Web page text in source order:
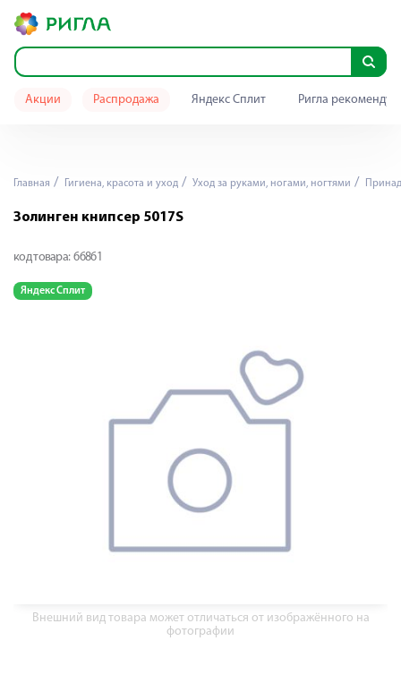
Акции Распродажа Яндекс Сплит Ригла
Главная Гигиена, красота и уход Уход за руками, ногами, ногтями
Золинген книпсер 5017S
код товара: 66861
Яндекс Сплит
Внешний вид товара может отличаться от изображённого на
фотографии